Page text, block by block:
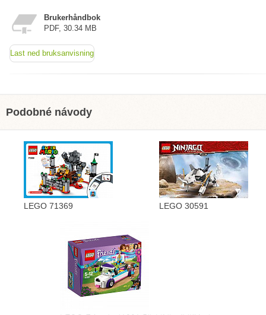
Brukerhåndbok
PDF, 30.34 MB
Last ned bruksanvisning
Podobné návody
LEGO 71369 LEGO 30591